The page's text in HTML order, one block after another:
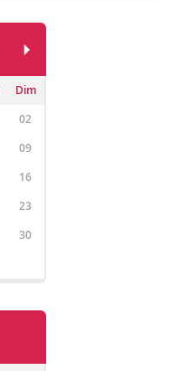
Dim
02
09
16
23
30